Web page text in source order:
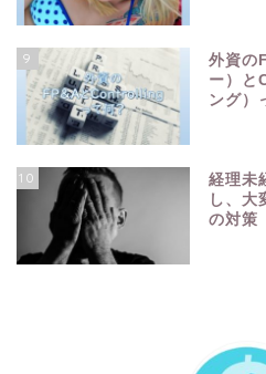
9
外資の
ー）と
ング）
10
経理未
し、大
の対策